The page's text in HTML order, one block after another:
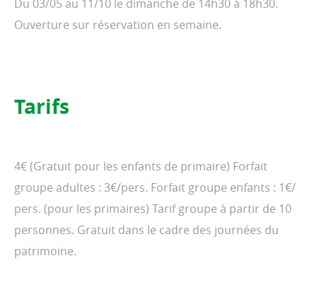
Du 03/05 au 11/10 le dimanche de 14h30 à 18h30.
Ouverture sur réservation en semaine.
Tarifs
4€ (Gratuit pour les enfants de primaire) Forfait
groupe adultes : 3€/pers. Forfait groupe enfants : 1€/
pers. (pour les primaires) Tarif groupe à partir de 10
personnes. Gratuit dans le cadre des journées du
patrimoine.